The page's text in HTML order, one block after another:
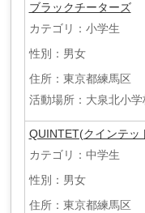
ブラックチーターズ
カテゴリ：小学生
性別：男女
住所：東京都練馬区
活動場所：大泉北小学
QUINTET(クインテ
カテゴリ：中学生
性別：男女
住所：東京都練馬区